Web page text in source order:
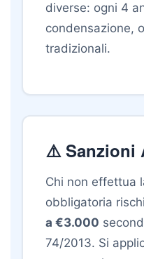
diverse: ogni 4
condensazione,
tradizionali.
⚠️ Sanzioni
Chi non effettua
obbligatoria
a €3.000
74/2013. Si